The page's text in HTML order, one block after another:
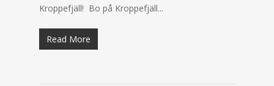
Kroppefjäll! Bo på Kroppefjäll...
Read More